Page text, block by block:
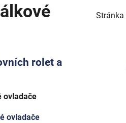
rolet a
ovladače
ovladače
Stránka